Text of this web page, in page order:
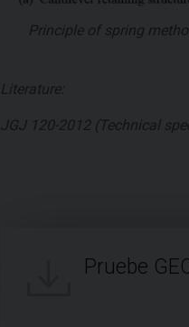
Principle of spring
Literature:
JGJ 120-2012 (Technical
Pruebe